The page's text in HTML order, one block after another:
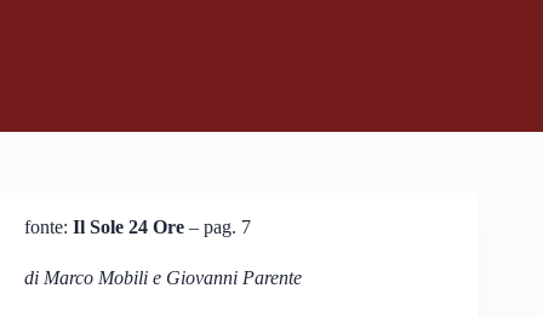
fonte: Il Sole 24 Ore – pag. 7
di Marco Mobili e Giovanni Parente